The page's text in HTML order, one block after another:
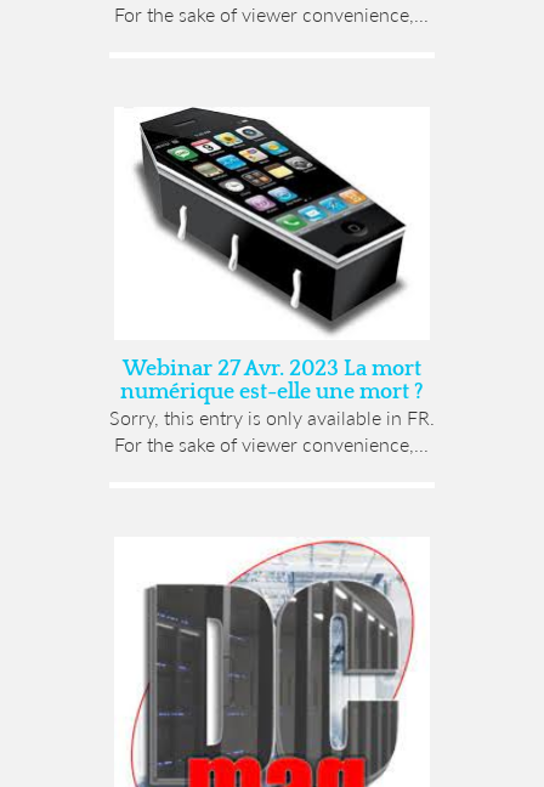
For the sake of viewer convenience,...
Webinar 27 Avr. 2023 La mort
numérique est-elle une mort ?
Sorry, this entry is only available in FR.
For the sake of viewer convenience,...